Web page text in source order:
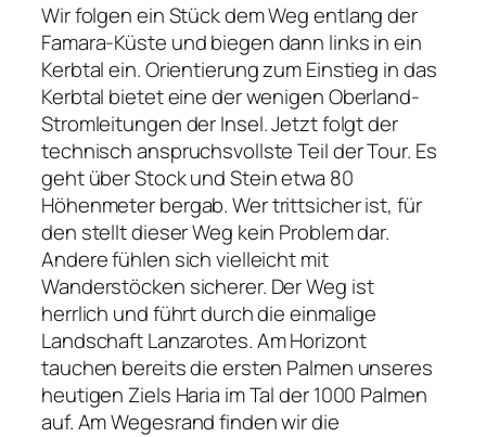
Wir folgen ein Stück dem Weg entlang der
Famara-Küste und biegen dann links in ein
Kerbtal ein. Orientierung zum Einstieg in das
Kerbtal bietet eine der wenigen Oberland-
Stromleitungen der Insel. Jetzt folgt der
technisch anspruchsvollste Teil der Tour. Es
geht über Stock und Stein etwa 80
Höhenmeter bergab. Wer trittsicher ist, für
den stellt dieser Weg kein Problem dar.
Andere fühlen sich vielleicht mit
Wanderstöcken sicherer. Der Weg ist
herrlich und führt durch die einmalige
Landschaft Lanzarotes. Am Horizont
tauchen bereits die ersten Palmen unseres
heutigen Ziels Haria im Tal der 1000 Palmen
auf. Am Wegesrand finden wir die